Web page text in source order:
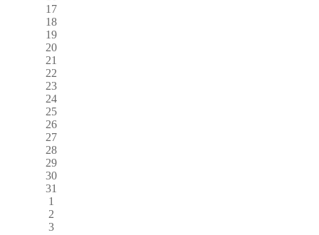
17
18
19
20
21
22
23
24
25
26
27
28
29
30
31
1
2
3